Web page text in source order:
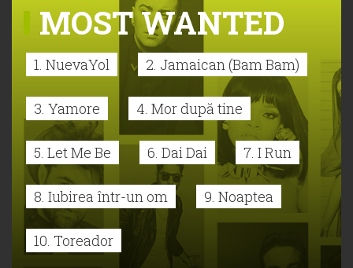
MOST WANTED
1. NuevaYol 2. Jamaican (Bam Bam)
3. Yamore 4. Mor după tine
5. Let Me Be 6. Dai Dai 7. I Run
8. Iubirea într-un om 9. Noaptea
10. Toreador